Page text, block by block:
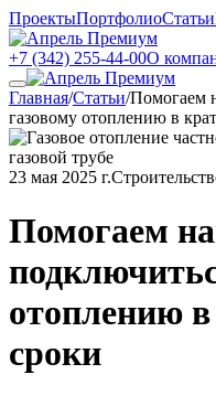
ПроектыПортфолиоСтатьи
+7 (342) 255-44-00О
Главная/Статьи/Помогаем
газовому отоплению в
23 мая 2025 г.
Помогаем
отоплению
сроки